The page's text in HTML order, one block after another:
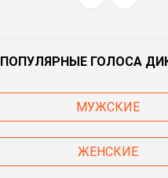
ПОПУЛЯРНЫЕ ГОЛОСА
МУЖСКИЕ
ЖЕНСКИЕ